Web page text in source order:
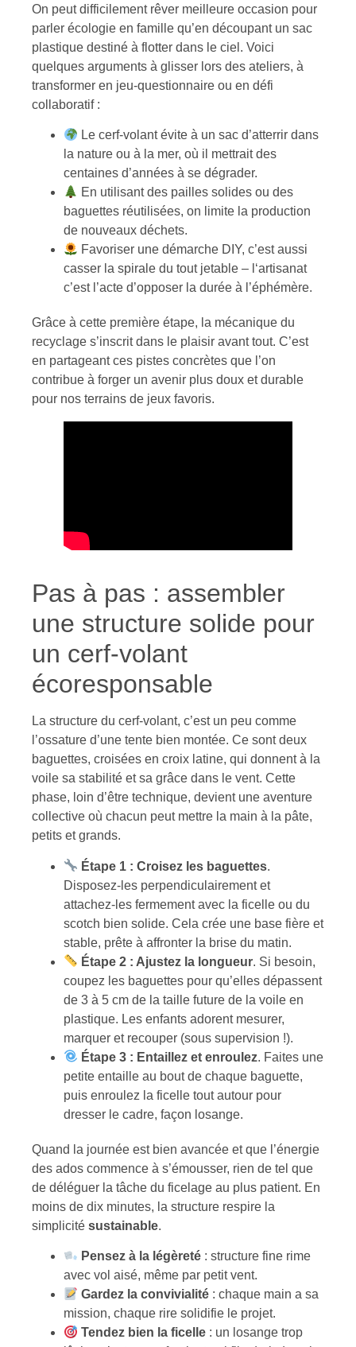
On peut difficilement rêver meilleure occasion pour
parler écologie en famille qu’en découpant un sac
plastique destiné à flotter dans le ciel. Voici
quelques arguments à glisser lors des ateliers, à
transformer en jeu-questionnaire ou en défi
collaboratif :
Le cerf-volant évite à un sac d’atterrir dans
la nature ou à la mer, où il mettrait des
centaines d’années à se dégrader.
En utilisant des pailles solides ou des
baguettes réutilisées, on limite la production
de nouveaux déchets.
Favoriser une démarche DIY, c’est aussi
casser la spirale du tout jetable – l‘artisanat
c’est l’acte d’opposer la durée à l’éphémère.
Grâce à cette première étape, la mécanique du
recyclage s’inscrit dans le plaisir avant tout. C’est
en partageant ces pistes concrètes que l’on
contribue à forger un avenir plus doux et durable
pour nos terrains de jeux favoris.
Pas à pas : assembler
une structure solide pour
un cerf-volant
écoresponsable
La structure du cerf-volant, c’est un peu comme
l’ossature d’une tente bien montée. Ce sont deux
baguettes, croisées en croix latine, qui donnent à la
voile sa stabilité et sa grâce dans le vent. Cette
phase, loin d’être technique, devient une aventure
collective où chacun peut mettre la main à la pâte,
petits et grands.
Étape 1 : Croisez les baguettes.
Disposez-les perpendiculairement et
attachez-les fermement avec la ficelle ou du
scotch bien solide. Cela crée une base fière et
stable, prête à affronter la brise du matin.
Étape 2 : Ajustez la longueur. Si besoin,
coupez les baguettes pour qu’elles dépassent
de 3 à 5 cm de la taille future de la voile en
plastique. Les enfants adorent mesurer,
marquer et recouper (sous supervision !).
Étape 3 : Entaillez et enroulez. Faites une
petite entaille au bout de chaque baguette,
puis enroulez la ficelle tout autour pour
dresser le cadre, façon losange.
Quand la journée est bien avancée et que l’énergie
des ados commence à s’émousser, rien de tel que
de déléguer la tâche du ficelage au plus patient. En
moins de dix minutes, la structure respire la
simplicité sustainable.
Pensez à la légèreté : structure fine rime
avec vol aisé, même par petit vent.
Gardez la convivialité : chaque main a sa
mission, chaque rire solidifie le projet.
Tendez bien la ficelle : un losange trop